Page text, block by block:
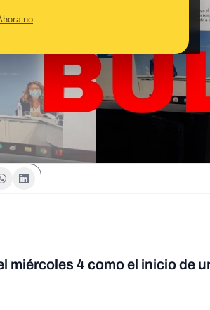
no
miércoles 4 como el inicio de